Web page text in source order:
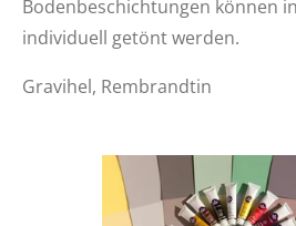
Bodenbeschichtungen können
individuell getönt werden.
Gravihel,